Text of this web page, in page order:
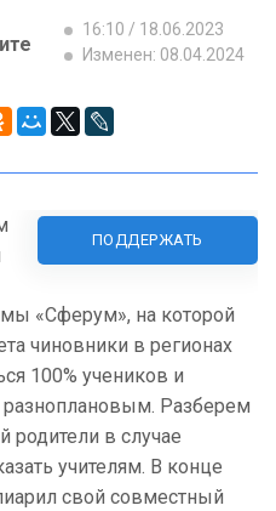
16:10 / 18.06.2023
Изменен: 08.04.2024
ПОДДЕРЖАТЬ
«Сферум», на которой
чиновники в регионах
100% учеников и
разноплановым. Разберем
родители в случае
учителям. В конце
свой совместный